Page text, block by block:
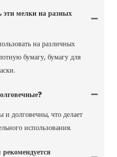
эти мелки на разных
на различных
бумагу, бумагу для
и долговечны, что делает
использования.